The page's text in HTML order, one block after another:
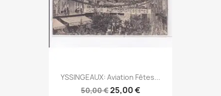
YSSINGEAUX: Aviation Fêtes...
50,00 €25,00 €